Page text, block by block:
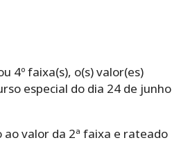
4º faixa(s), o(s) valor(es)
especial do dia 24 de junho
valor da 2ª faixa e rateado